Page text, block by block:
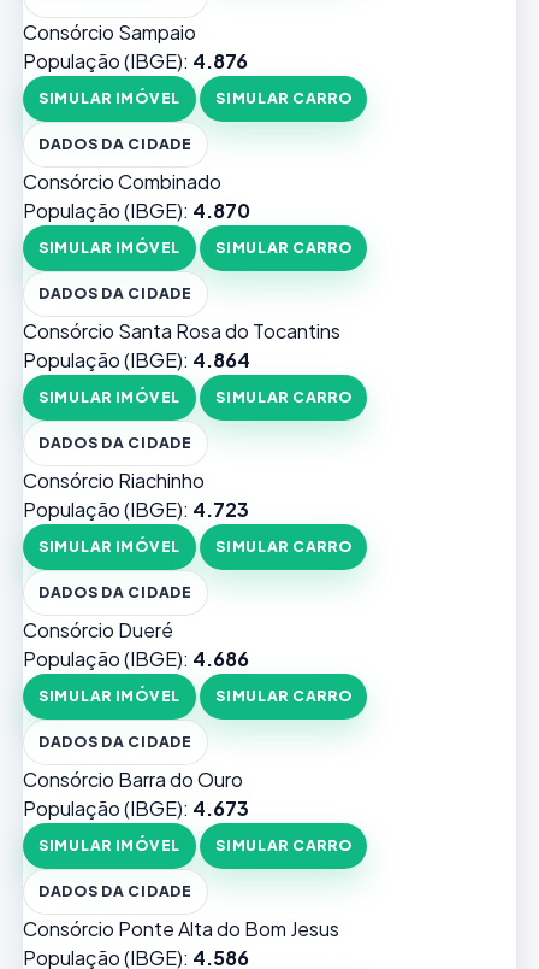
Consórcio Sampaio
População (IBGE): 4.876
SIMULAR IMÓVEL SIMULAR CARRO
DADOS DA CIDADE
Consórcio Combinado
População (IBGE): 4.870
SIMULAR IMÓVEL SIMULAR CARRO
DADOS DA CIDADE
Consórcio Santa Rosa do Tocantins
População (IBGE): 4.864
SIMULAR IMÓVEL SIMULAR CARRO
DADOS DA CIDADE
Consórcio Riachinho
População (IBGE): 4.723
SIMULAR IMÓVEL SIMULAR CARRO
DADOS DA CIDADE
Consórcio Dueré
População (IBGE): 4.686
SIMULAR IMÓVEL SIMULAR CARRO
DADOS DA CIDADE
Consórcio Barra do Ouro
População (IBGE): 4.673
SIMULAR IMÓVEL SIMULAR CARRO
DADOS DA CIDADE
Consórcio Ponte Alta do Bom Jesus
População (IBGE): 4.586